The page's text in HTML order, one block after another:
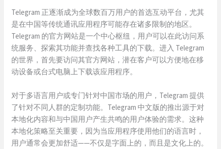
Telegram 正逐渐成为全球数百万用户的首选互动平台，尤其
是在中国等传统通讯应用程序可能存在诸多限制的地区。
Telegram 的官方网站是一个中心枢纽，用户可以在此访问系
统服务、探索其功能并查找各种工具的下载。进入 Telegram
的世界，首先要访问其官方网站，潜在客户可以方便地在移
动设备或台式电脑上下载该应用程序。
对于多语言用户或专门针对中国市场的用户，Telegram 提供
了针对不同人群的定制功能。Telegram 中文版的推出源于对
本地化内容和与中国用户产生共鸣的用户体验的需求。这种
本地化策略至关重要，因为当应用程序使用他们的语言时，
用户通常会更加舒适——不仅是字面上的，而且是文化上的。